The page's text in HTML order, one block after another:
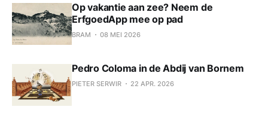
Op vakantie aan zee? Neem de
ErfgoedApp mee op pad
BRAM 08 MEI 2026
Pedro Coloma in de Abdij van Bornem
PIETER SERWIR 22 APR. 2026